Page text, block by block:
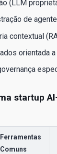
(LLM
de
contextual
orientada
startup
Ferramentas
Comuns